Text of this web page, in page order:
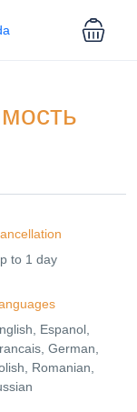
to 1 day
Espanol,
German,
Romanian,